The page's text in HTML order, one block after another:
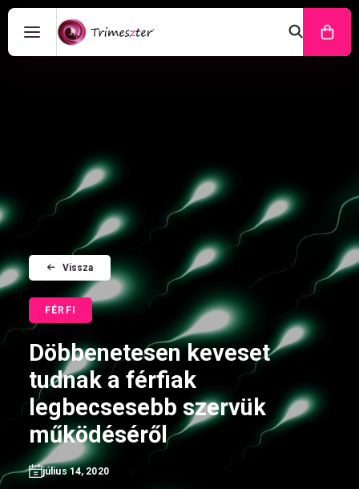
Vissza
FÉRFI
Döbbenetesen keveset
tudnak a férfiak
legbecsesebb szervük
működéséről
július 14, 2020